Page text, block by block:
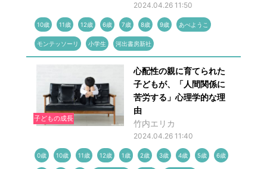
2024.04.26 11:50
10歳 11歳 12歳 6歳 7歳 8歳 9歳 あべようこ
モンテッソーリ 小学生 河出書房新社
子どもの成長
心配性の親に育てられた
子どもが、「人間関係に
苦労する」心理学的な理
由
竹内エリカ
2024.04.26 11:40
0歳 10歳 11歳 12歳 1歳 2歳 3歳 4歳 5歳 6歳